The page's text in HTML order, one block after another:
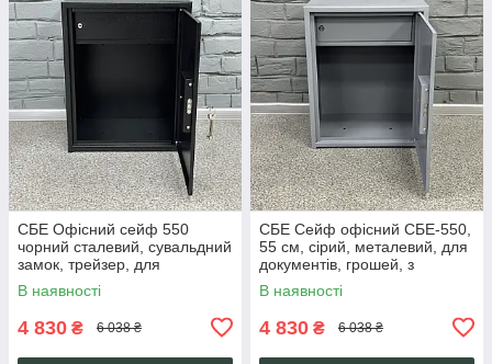
СБЕ Офісний сейф 550
чорний сталевий, сувальдний
замок, трейзер, для
документів та грошей
В наявності
4 830 ₴ 6 038 ₴
СБЕ Сейф офісний СБЕ-550,
55 см, сірий, металевий, для
документів, грошей, з
касовим відділенням
В наявності
4 830 ₴ 6 038 ₴